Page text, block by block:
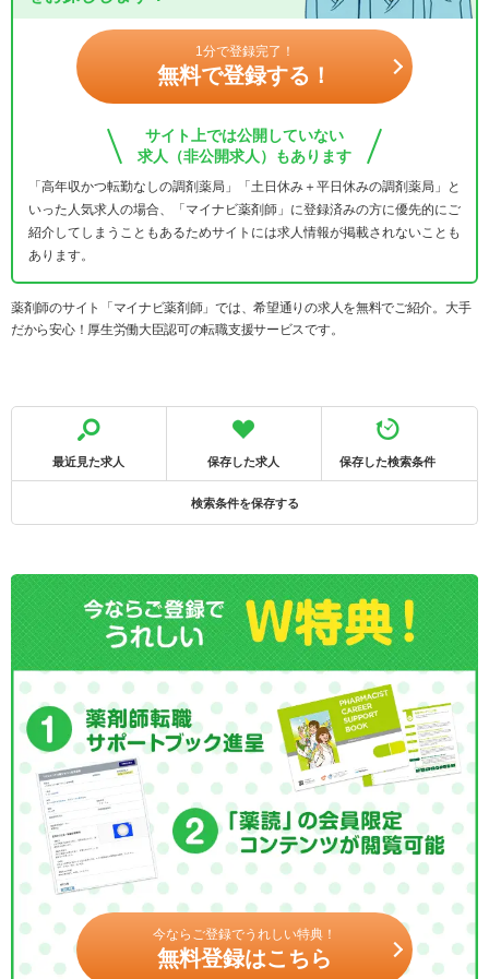
1分で登録完了！
無料で登録する！
サイト上では公開していない
求人（非公開求人）もあります
「高年収かつ転勤なしの調剤薬局」「土日休み＋平日休みの調剤薬局」と
いった人気求人の場合、「マイナビ薬剤師」に登録済みの方に優先的にご
紹介してしまうこともあるためサイトには求人情報が掲載されないことも
あります。
薬剤師のサイト「マイナビ薬剤師」では、希望通りの求人を無料でご紹介。大手
だから安心！厚生労働大臣認可の転職支援サービスです。
最近見た求人 保存した求人 保存した検索条件
検索条件を保存する
今ならご登録でうれしい特典！
無料登録はこちら